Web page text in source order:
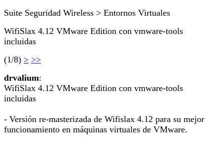
Suite Seguridad Wireless > Entornos Virtuales
WifiSlax 4.12 VMware Edition con vmware-tools
incluidas
(1/8) > >>
drvalium:
WifiSlax 4.12 VMware Edition con vmware-tools
incluidas
- Versión re-masterizada de Wifislax 4.12 para su mejor
funcionamiento en máquinas virtuales de VMware.